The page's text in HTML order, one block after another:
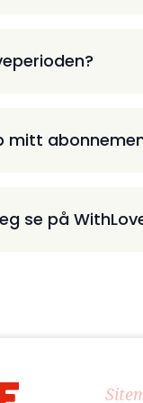
mitt
se på